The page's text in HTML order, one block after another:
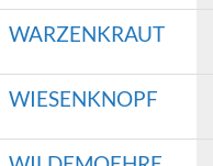
WARZENKRAUT
WIESENKNOPF